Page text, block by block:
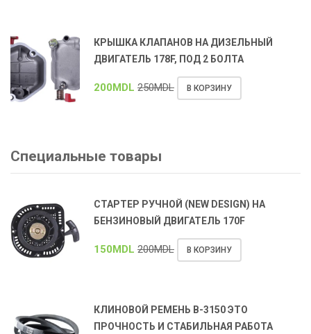
КРЫШКА КЛАПАНОВ НА ДИЗЕЛЬНЫЙ
ДВИГАТЕЛЬ 178F, ПОД 2 БОЛТА
200MDL 250MDL В КОРЗИНУ
Специальные товары
СТАРТЕР РУЧНОЙ (NEW DESIGN) НА
БЕНЗИНОВЫЙ ДВИГАТЕЛЬ 170F
150MDL 200MDL В КОРЗИНУ
КЛИНОВОЙ РЕМЕНЬ В-3150 ЭТО
ПРОЧНОСТЬ И СТАБИЛЬНАЯ РАБОТА